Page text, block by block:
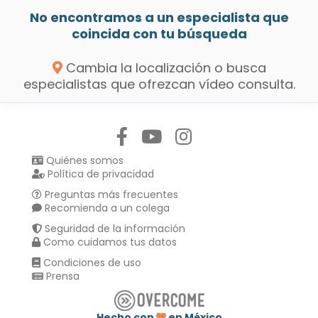
No encontramos a un especialista que
coincida con tu búsqueda
Cambia la localización o busca
especialistas que ofrezcan vídeo consulta.
Quiénes somos
Política de privacidad
Preguntas más frecuentes
Recomienda a un colega
Seguridad de la información
Como cuidamos tus datos
Condiciones de uso
Prensa